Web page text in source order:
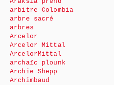
arbitre Colombia
arbre sacré
arbres
Arcelor
Arcelor Mittal
ArcelorMittal
archaïc plounk
Archie Shepp
Archimbaud